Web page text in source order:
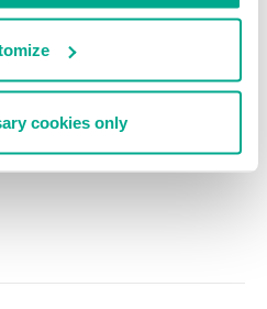
cookies only
Correo electrónico*